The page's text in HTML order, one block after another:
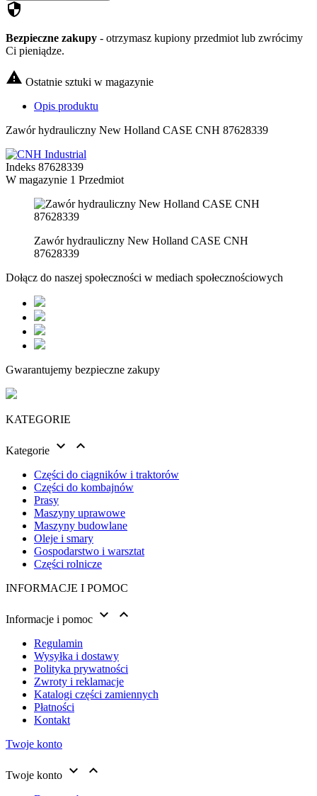
security
Bezpieczne zakupy - otrzymasz kupiony przedmiot lub zwrócimy
Ci pieniądze.
 Ostatnie sztuki w magazynie
Opis produktu
Zawór hydrauliczny New Holland CASE CNH 87628339
Indeks 87628339
W magazynie 1 Przedmiot
Zawór hydrauliczny New Holland CASE CNH
87628339
Dołącz do naszej społeczności w mediach społecznościowych
Gwarantujemy bezpieczne zakupy
KATEGORIE
Kategorie  
Części do ciągników i traktorów
Części do kombajnów
Prasy
Maszyny uprawowe
Maszyny budowlane
Oleje i smary
Gospodarstwo i warsztat
Części rolnicze
INFORMACJE I POMOC
Informacje i pomoc  
Regulamin
Wysyłka i dostawy
Polityka prywatności
Zwroty i reklamacje
Katalogi części zamiennych
Płatności
Kontakt
Twoje konto
Twoje konto  